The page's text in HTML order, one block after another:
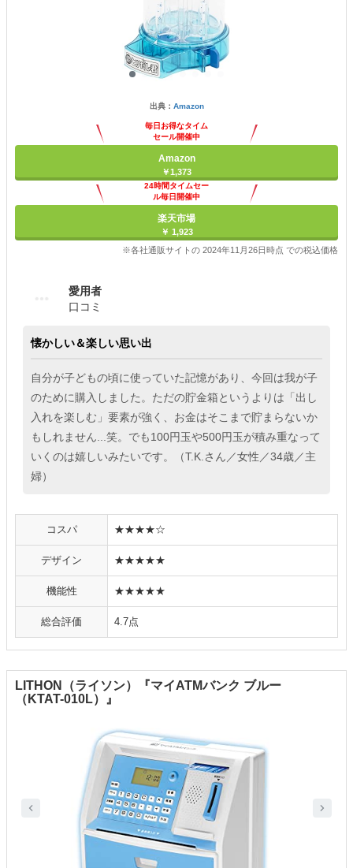
出典： Amazon
毎日お得なタイム
セール開催中
Amazon
￥1,373
24時間タイムセー
ル毎日開催中
楽天市場
￥ 1,923
※各社通販サイトの 2024年11月26日時点 での税込価格
愛用者
口コミ
懐かしい＆楽しい思い出
自分が子どもの頃に使っていた記憶があり、今回は我が子
のために購入しました。ただの貯金箱というよりは「出し
入れを楽しむ」要素が強く、お金はそこまで貯まらないか
もしれません...笑。でも100円玉や500円玉が積み重なって
いくのは嬉しいみたいです。（T.K.さん／女性／34歳／主
婦）
コスパ ★★★★☆
デザイン ★★★★★
機能性 ★★★★★
総合評価 4.7点
LITHON（ライソン）『マイATMバンク ブルー
（KTAT-010L）』